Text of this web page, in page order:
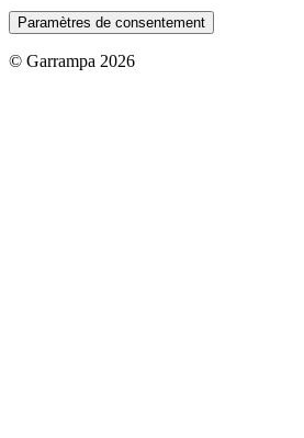
Paramètres de consentement
© Garrampa 2026